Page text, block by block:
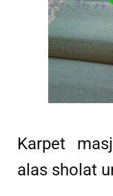
Karpet
alas sholat